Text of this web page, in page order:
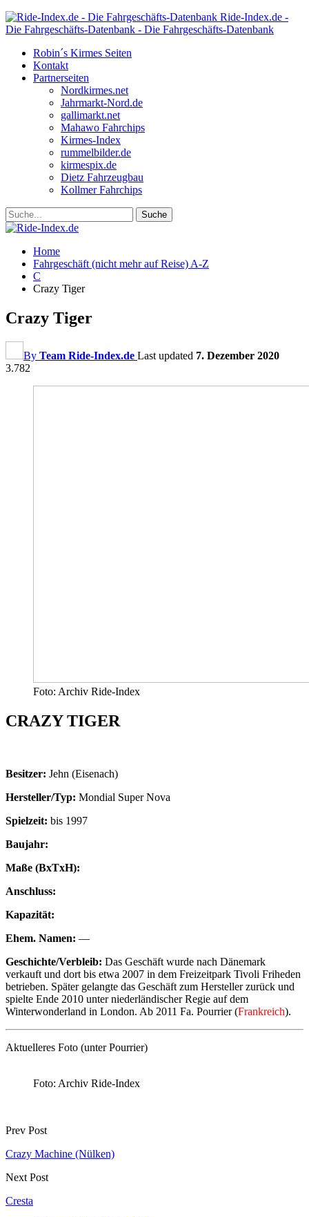
Ride-Index.de -
Die Fahrgeschäfts-Datenbank - Die Fahrgeschäfts-Datenbank
Robin´s Kirmes Seiten
Kontakt
Partnerseiten
Nordkirmes.net
Jahrmarkt-Nord.de
gallimarkt.net
Mahawo Fahrchips
Kirmes-Index
rummelbilder.de
kirmespix.de
Dietz Fahrzeugbau
Kollmer Fahrchips
Home
Fahrgeschäft (nicht mehr auf Reise) A-Z
C
Crazy Tiger
Crazy Tiger
By Team Ride-Index.de Last updated 7. Dezember 2020
3.782
Foto: Archiv Ride-Index
CRAZY TIGER
Besitzer: Jehn (Eisenach)
Hersteller/Typ: Mondial Super Nova
Spielzeit: bis 1997
Baujahr:
Maße (BxTxH):
Anschluss:
Kapazität:
Ehem. Namen: —
Geschichte/Verbleib: Das Geschäft wurde nach Dänemark
verkauft und dort bis etwa 2007 in dem Freizeitpark Tivoli Friheden
betrieben. Später gelangte das Geschäft zum Hersteller zurück und
spielte Ende 2010 unter niederländischer Regie auf dem
Winterwonderland in London. Ab 2011 Fa. Pourrier (Frankreich).
Aktuelleres Foto (unter Pourrier)
Foto: Archiv Ride-Index
Prev Post
Crazy Machine (Nülken)
Next Post
Cresta